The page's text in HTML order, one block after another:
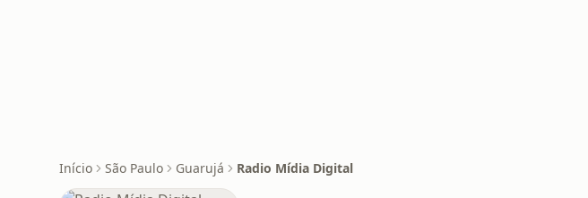
Início São Paulo Guarujá Radio Mídia Digital